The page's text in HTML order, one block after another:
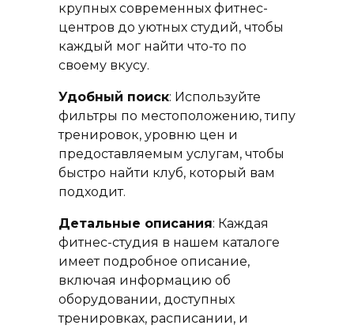
крупных современных фитнес-
центров до уютных студий, чтобы
каждый мог найти что-то по
своему вкусу.
Удобный поиск: Используйте
фильтры по местоположению, типу
тренировок, уровню цен и
предоставляемым услугам, чтобы
быстро найти клуб, который вам
подходит.
Детальные описания: Каждая
фитнес-студия в нашем каталоге
имеет подробное описание,
включая информацию об
оборудовании, доступных
тренировках, расписании, и